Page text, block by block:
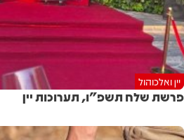
יין ואלכוהול
פרשת שלח תשפ"ו, תערוכות יין